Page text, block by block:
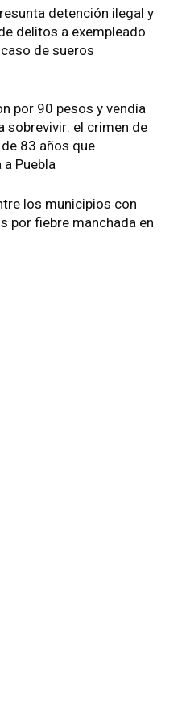
detención ilegal y
delitos a exempleado
de sueros
por 90 pesos y vendía
sobrevivir: el crimen de
83 años que
Puebla
los municipios con
por fiebre manchada en